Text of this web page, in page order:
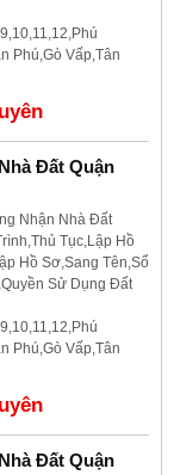
Phú,Gò Vấp,Tân
Đất Quận
Nhận Nhà Đất
Tục,Lập Hồ
Hồ Sơ,Sang Tên,Sổ
Sử Dụng Đất
Phú,Gò Vấp,Tân
Đất Quận